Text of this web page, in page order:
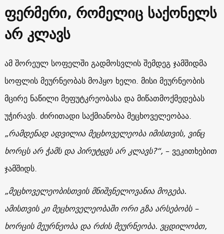
ფერმერი, რომელიც საქონელს
არ კლავს
ამ შორეულ სოფელში გადმოსვლის შემდეგ ჯამშიდმა
სოფლის მეურნეობას მოჰყო ხელი. მისი მეურნეობის
მცირე ნაწილი მეფუტკრეობასა და მიწათმოქმედებას
უჭირავს. ძირითადი საქმიანობა მეცხოველეობაა.
„რამდენად ადვილია მეცხოველეობა იმისთვის, ვინც
ხორცს არჭამს და პირუტყვს არკლავს?“, – ვეკითხებით
ჯამშიდს.
„მეცხოველეობისთვის მნიშვნელოვანია მოგება.
ამისთვისკი მეცხოველეობაში ორიგზა არსებობს–
ხორცის მეურნეობა და რძის მეურნეობა. ვცდილობთ,